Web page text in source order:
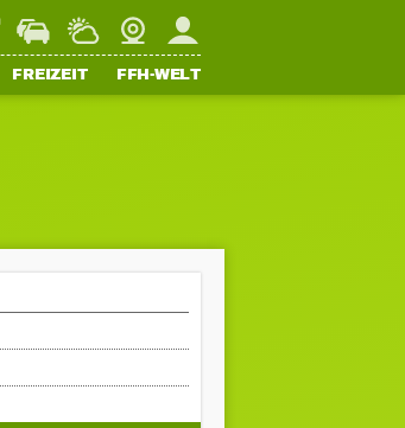
StaupilotWetterWebcamMein FFH
FREIZEIT FFH-WELT